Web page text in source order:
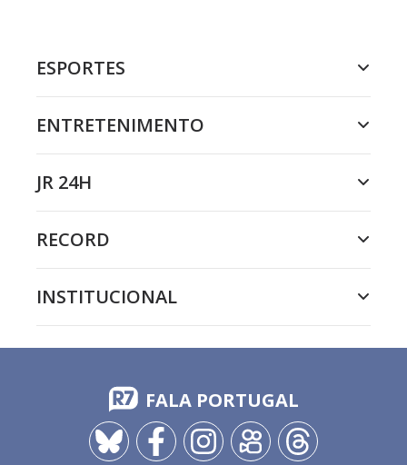
ESPORTES
ENTRETENIMENTO
JR 24H
RECORD
INSTITUCIONAL
FALA PORTUGAL